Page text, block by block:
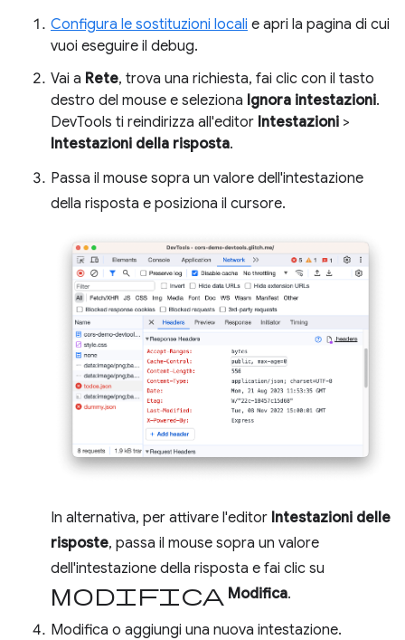
Configura le sostituzioni locali e apri la pagina di cui
vuoi eseguire il debug.
Vai a Rete, trova una richiesta, fai clic con il tasto
destro del mouse e seleziona Ignora intestazioni.
DevTools ti reindirizza all'editor Intestazioni >
Intestazioni della risposta.
Passa il mouse sopra un valore dell'intestazione
della risposta e posiziona il cursore.
In alternativa, per attivare l'editor Intestazioni delle
risposte, passa il mouse sopra un valore
dell'intestazione della risposta e fai clic su
Modifica Modifica.
Modifica o aggiungi una nuova intestazione.